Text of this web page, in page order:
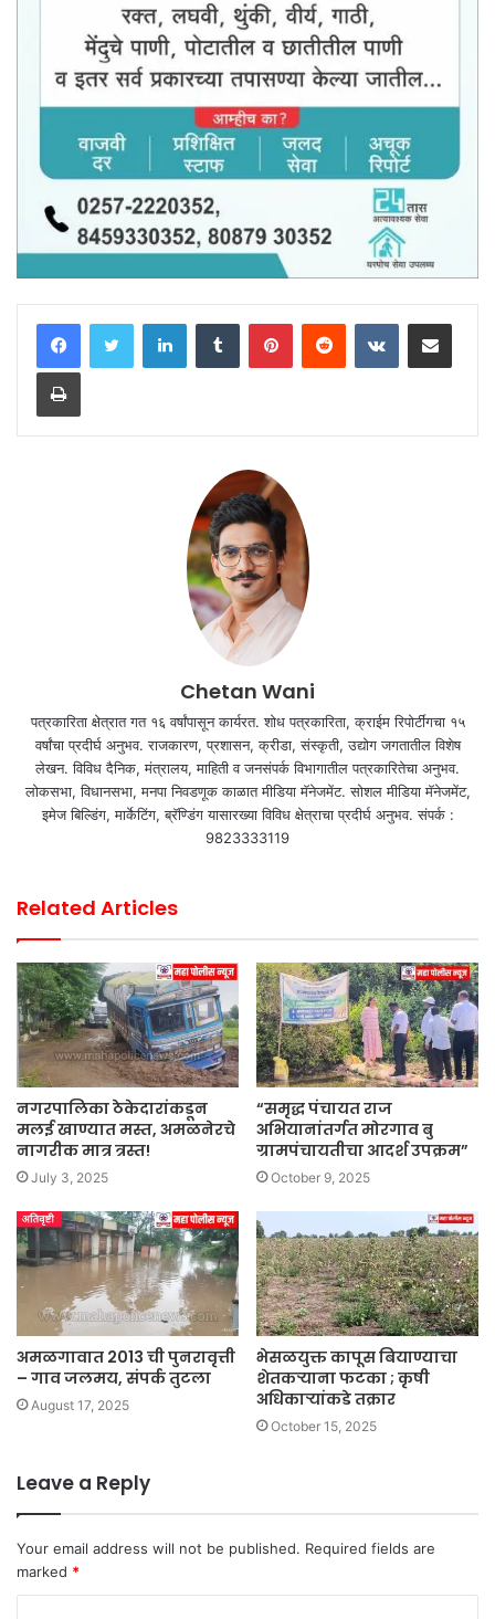
LinkedInTumblr PinterestReddit VKontakteShare via Email
Print
Chetan Wani
पत्रकारिता क्षेत्रात गत १६ वर्षांपासून कार्यरत. शोध पत्रकारिता, क्राईम रिपोर्टींगचा १५
वर्षांचा प्रदीर्घ अनुभव. राजकारण, प्रशासन, क्रीडा, संस्कृती, उद्योग जगतातील विशेष
लेखन. विविध दैनिक, मंत्रालय, माहिती व जनसंपर्क विभागातील पत्रकारितेचा अनुभव.
लोकसभा, विधानसभा, मनपा निवडणूक काळात मीडिया मॅनेजमेंट. सोशल मीडिया मॅनेजमेंट,
इमेज बिल्डिंग, मार्केटिंग, ब्रॅण्डिंग यासारख्या विविध क्षेत्राचा प्रदीर्घ अनुभव. संपर्क :
9823333119
Related Articles
नगरपालिका ठेकेदारांकडून
मलई खाण्यात मस्त, अमळनेरचे
नागरीक मात्र त्रस्त!
July 3, 2025
“समृद्ध पंचायत राज
अभियानांतर्गत मोरगाव बु
ग्रामपंचायतीचा आदर्श उपक्रम”
October 9, 2025
अमळगावात 2013 ची पुनरावृत्ती
– गाव जलमय, संपर्क तुटला
August 17, 2025
भेसळयुक्त कापूस बियाण्याचा
शेतकऱ्याना फटका ; कृषी
अधिकाऱ्यांकडे तक्रार
October 15, 2025
Leave a Reply
Your email address will not be published. Required fields are
marked *